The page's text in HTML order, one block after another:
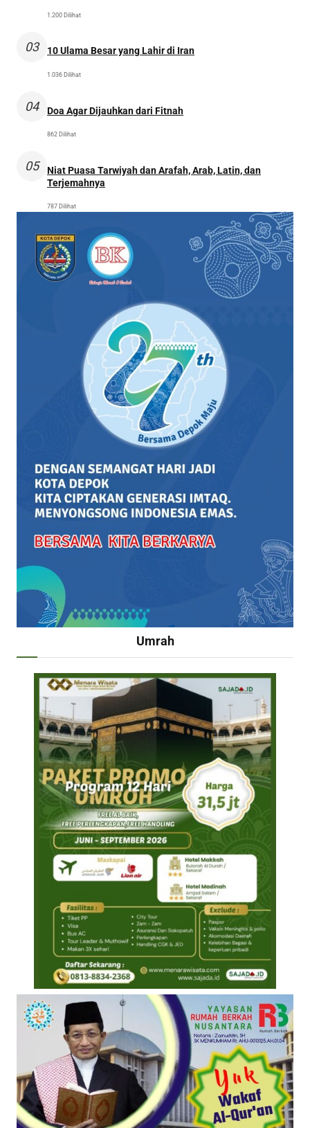
1.200 Dilihat
03 10 Ulama Besar yang Lahir di Iran
1.036 Dilihat
04 Doa Agar Dijauhkan dari Fitnah
862 Dilihat
05
Niat Puasa Tarwiyah dan Arafah, Arab, Latin, dan
Terjemahnya
787 Dilihat
Umrah